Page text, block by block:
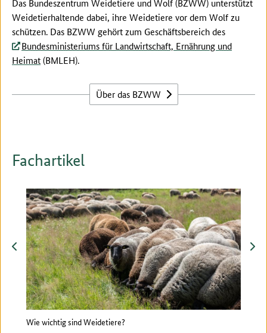
Das Bundeszentrum Weidetiere und Wolf (BZWW) unterstützt
Weidetierhaltende dabei, ihre Weidetiere vor dem Wolf zu
schützen. Das BZWW gehört zum Geschäftsbereich des
Bundesministeriums für Landwirtschaft, Ernährung und
Heimat(BMLEH).
Über das BZWW
Fachartikel
zurück
Wie wichtig sind Weidetiere?
vor